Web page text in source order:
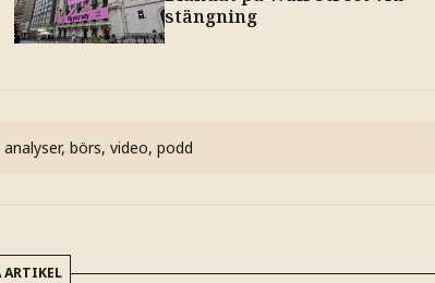
stängning
börs, video, podd
ARTIKEL